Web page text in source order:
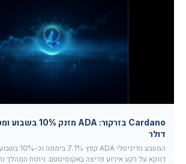
דולר
דווקא על רקע אירוע פריצה באקוסיסטם. ניתוח המהלך